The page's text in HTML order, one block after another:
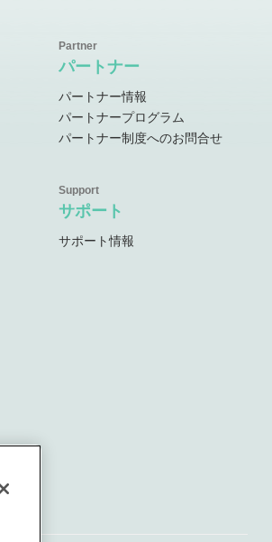
パートナー
パートナー情報
パートナープログラム
パートナー制度へのお問合せ
サポート
サポート情報